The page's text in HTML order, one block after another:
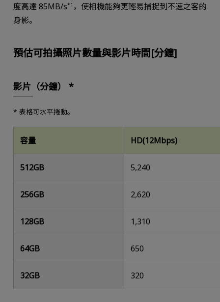
度高達 85MB/s*1 ，使相機能夠更輕易捕捉到不速之客的
身影。
預估可拍攝照片數量與影片時間[分鐘]
影片（分鐘） *
* 表格可水平捲動。
容量 HD(12Mbps)
512GB 5,240
256GB 2,620
128GB 1,310
64GB 650
32GB 320